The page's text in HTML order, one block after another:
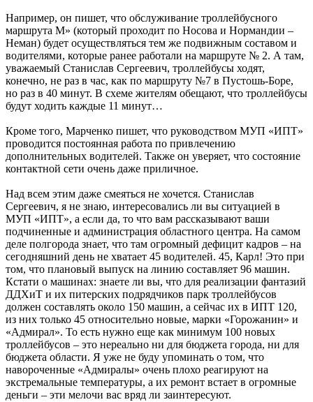
Например, он пишет, что обслуживание троллейбусного
маршрута М» (который проходит по Носова и Нормандии –
Неман) будет осуществляться тем же подвижным составом и
водителями, которые ранее работали на маршруте № 2. А там,
уважаемый Станислав Сергеевич, троллейбусы ходят,
конечно, не раз в час, как по маршруту №7 в Пустошь-Боре,
но раз в 40 минут. В схеме жителям обещают, что троллейбусы
будут ходить каждые 11 минут…
Кроме того, Марченко пишет, что руководством МУП «ИПТ»
проводится постоянная работа по привлечению
дополнительных водителей. Также он уверяет, что состояние
контактной сети очень даже приличное.
Над всем этим даже смеяться не хочется. Станислав
Сергеевич, я не знаю, интересовались ли вы ситуацией в
МУП «ИПТ», а если да, то что вам рассказывают ваши
подчиненные и администрация областного центра. На самом
деле полгорода знает, что там огромный дефицит кадров – на
сегодняшний день не хватает 45 водителей. 45, Карл! Это при
том, что плановый выпуск на линию составляет 96 машин.
Кстати о машинах: знаете ли вы, что для реализации фантазий
ДДХиТ и их питерских подрядчиков парк троллейбусов
должен составлять около 150 машин, а сейчас их в ИПТ 120,
из них только 45 относительно новые, марки «Горожанин» и
«Адмирал». То есть нужно еще как минимум 100 новых
троллейбусов – это нереально ни для бюджета города, ни для
бюджета области. Я уже не буду упоминать о том, что
навороченные «Адмиралы» очень плохо реагируют на
экстремальные температуры, а их ремонт встает в огромные
деньги – эти мелочи вас вряд ли заинтересуют.